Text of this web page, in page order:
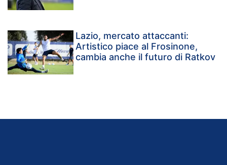
Lazio, mercato attaccanti:
Artistico piace al Frosinone,
cambia anche il futuro di Ratkov